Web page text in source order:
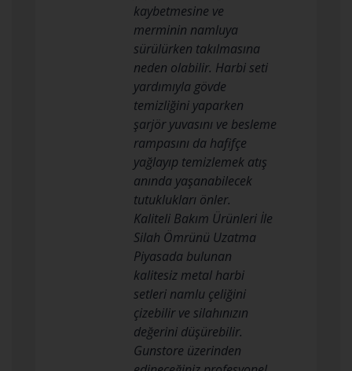
kaybetmesine ve
merminin namluya
sürülürken takılmasına
neden olabilir. Harbi seti
yardımıyla gövde
temizliğini yaparken
şarjör yuvasını ve besleme
rampasını da hafifçe
yağlayıp temizlemek atış
anında yaşanabilecek
tutuklukları önler.
Kaliteli Bakım Ürünleri İle
Silah Ömrünü Uzatma
Piyasada bulunan
kalitesiz metal harbi
setleri namlu çeliğini
çizebilir ve silahınızın
değerini düşürebilir.
Gunstore üzerinden